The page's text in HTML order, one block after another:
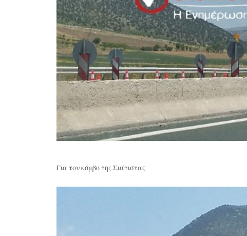
Για τον κόμβο της Σιάτιστας